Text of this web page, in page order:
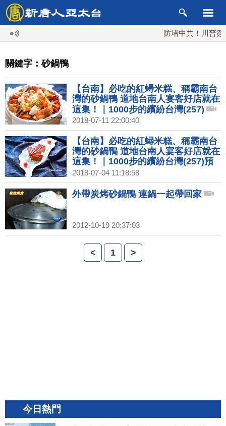
防堵中共！川普簽
關鍵字：砂鍋鴨
【台南】必吃的紅蟳米糕、稱霸南台
灣的砂鍋鴨 道地台南人宴客好店就在
這集！｜1000步的繽紛台灣(257)
2018-07-11 22:00:40
【台南】必吃的紅蟳米糕、稱霸南台
灣的砂鍋鴨 道地台南人宴客好店就在
這集！｜1000步的繽紛台灣(257)預
告
2018-07-04 11:18:58
外帶炭烤砂鍋鴨 連鍋一起帶回家
2012-10-19 20:37:03
< 1 >
今日熱門